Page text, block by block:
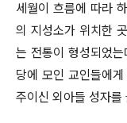
세월이 흐름에 따라
의 지성소가 위치한
는 전통이 형성되었
당에 모인 교인들에
주이신 외아들 성자를